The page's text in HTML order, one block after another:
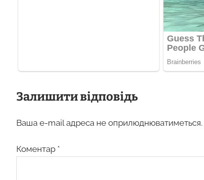
Залишити відповідь
Ваша e-mail адреса не оприлюднюватиметься.
Коментар *